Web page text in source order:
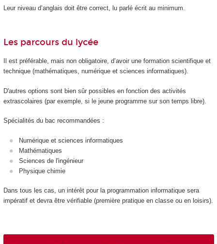
Leur niveau d’anglais doit être correct, lu parlé écrit au minimum.
Les parcours du lycée
Il est préférable, mais non obligatoire, d’avoir une formation scientifique et
technique (mathématiques, numérique et sciences informatiques).
D'autres options sont bien sûr possibles en fonction des activités
extrascolaires (par exemple, si le jeune programme sur son temps libre).
Spécialités du bac recommandées :
Numérique et sciences informatiques
Mathématiques
Sciences de l'ingénieur
Physique chimie
Dans tous les cas, un intérêt pour la programmation informatique sera
impératif et devra être vérifiable (première pratique en classe ou en loisirs).